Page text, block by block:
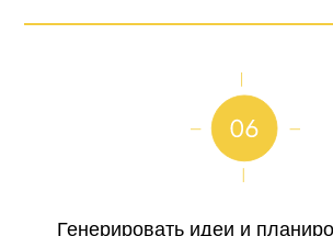
Генерировать идеи и